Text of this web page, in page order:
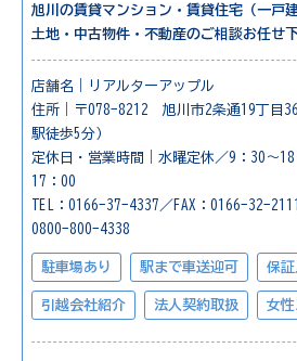
旭川の賃貸マンション・賃貸住宅（一戸
土地・中古物件・不動産のご相談お任せ下
店舗名｜リアルターアップル
住所｜〒078-8212 旭川市2条通19丁目
駅徒歩5分）
定休日・営業時間｜水曜定休／9：30～
17：00
TEL：0166-37-4337／FAX：0166-32-
0800-800-4338
駐車場あり 駅まで車送迎可 保
引越会社紹介 法人契約取扱 女性